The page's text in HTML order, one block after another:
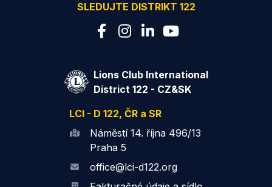
SLEDUJTE DISTRIKT 122
Lions Club International
District 122 - CZ&SK
LCI - D 122, ČR a SR
Náměstí 14. října 496/13
Praha 5
office@lci-d122.org